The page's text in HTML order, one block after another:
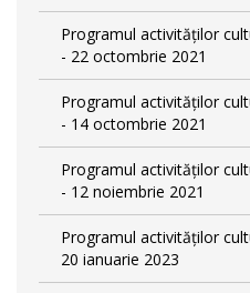
Programul activităților
- 22 octombrie 2021
Programul activităților
- 14 octombrie 2021
Programul activităților
- 12 noiembrie 2021
Programul activităților
20 ianuarie 2023